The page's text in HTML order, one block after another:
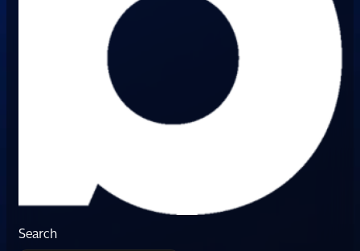
Search